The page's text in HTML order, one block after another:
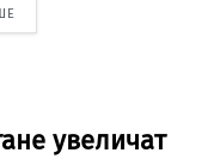
увеличат